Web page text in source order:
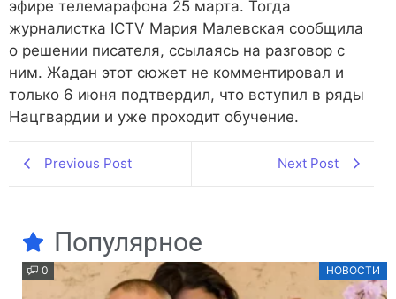
эфире телемарафона 25 марта. Тогда
журналистка ICTV Мария Малевская сообщила
о решении писателя, ссылаясь на разговор с
ним. Жадан этот сюжет не комментировал и
только 6 июня подтвердил, что вступил в ряды
Нацгвардии и уже проходит обучение.
Previous Post Next Post
Популярное
0 НОВОСТИ